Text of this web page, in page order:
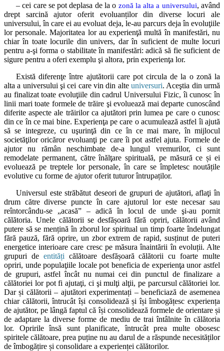
– cei care se pot deplasa de la o zonă la alta a universului, având
drept sarcină ajutor oferit evoluanților din diverse locuri ale
universului, în care ei au evoluat deja, le-au parcurs deja în evoluţiile
lor personale. Majoritatea lor au experienţă multă în manifestări, nu
chiar în toate locurile din univers, dar în suficient de multe locuri
pentru a-şi forma o stabilitate în manifestări: adică să fie suficient de
sigure pentru a oferi exemplu şi altora, prin experienţa lor.
Există diferenţe între ajutătorii care pot circula de la o zonă la
alta a universului şi cei care vin din alte universuri. Aceştia din urmă
au finalizat toate evoluţiile din cadrul Universului Fizic, îi cunosc în
linii mari toate formele de trăire şi evoluează mai departe cunoscând
diferite aspecte ale trăirilor ca ajutători prin lumea pe care o cunosc
din ce în ce mai bine. Experienţa pe care o acumulează astfel îi ajută
să se integreze, cu uşurinţă din ce în ce mai mare, în mijlocul
societăţilor oricăror evoluanţi pe care îi pot astfel ajuta. Formele de
ajutor nu rămân neschimbate de-a lungul vremurilor, ci sunt
remodelate permanent, către înălţare spirituală, pe măsură ce și ei
evoluează pe treptele lor personale, în care se împletesc noutățile
evolutive cu forme de ajutor oferit tuturor întrupaților.
Universul este străbătut deseori de grupuri de ajutători, aflaţi în
drum către diverse puncte în care ajutorul lor este necesar sau
reîntorcându-se „acasă” – adică în locul de unde şi-au pornit
călătoria. Unele călătorii se desfășoară fără opriri, călătorii având
putere să se mențină în zborul lor spiritual un timp foarte îndelungat
fără pauză, fără oprire, un zbor extrem de rapid, susținut de puteri
energetice interioare care cresc pe măsura înaintării în evoluții. Alte
grupuri de entități călătoare desfășoară călătorii cu foarte multe
opriri, unde populaţiile locale pot beneficia de experienţa unor astfel
de grupuri, astfel încât nu numai cei din punctul de finalizare a
călătoriei lor pot fi ajutaţi, ci şi mulţi alţii, pe parcursul călătoriei lor.
Dar și călătorii – ajutători experimentați – beneficiază de asemenea
chiar călătorii, întrucât își consolidează și își îmbogățesc experiența
de ajutător, pe lângă faptul că își consolidează formele de orientare și
de adaptare la diverse forme de mediu de trai întâlnite în călătoria
lor. Opririle însă sunt planificate, întrucât prea multe obosesc
spiritele călătoare, prea puține nu au darul de a răspunde necesităților
de îmbogățire și consolidare a experienței călătorilor.